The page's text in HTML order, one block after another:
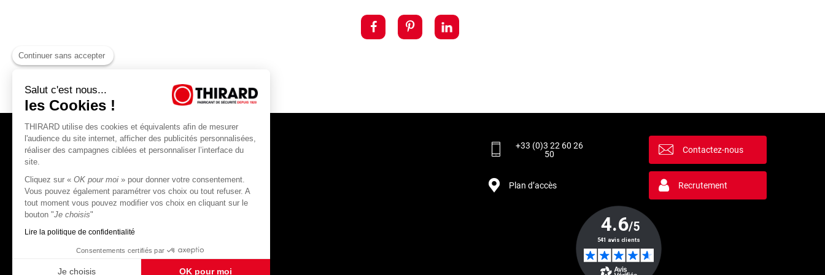
THIRARD S.A.S
45, rue Jean Jaurès
80390 Fressenneville
CS 60004 France
+33 (0)3 22 60 26
50
Contactez-nous
Plan d’accès Recrutement
Continuer sans accepter
Salut c'est nous...
les Cookies !
THIRARD utilise des cookies et équivalents afin de mesurer
l'audience du site internet, afficher des publicités personnalisées,
réaliser des campagnes ciblées et personnaliser l’interface du
site.
Cliquez sur « OK pour moi » pour donner votre consentement.
Vous pouvez également paramétrer vos choix ou tout refuser. A
tout moment vous pouvez modifier vos choix en cliquant sur le
bouton "Je choisis"
Lire la politique de confidentialité
Consentements certifiés par
Je choisis OK pour moi